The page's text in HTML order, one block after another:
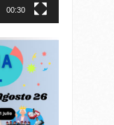
00:30